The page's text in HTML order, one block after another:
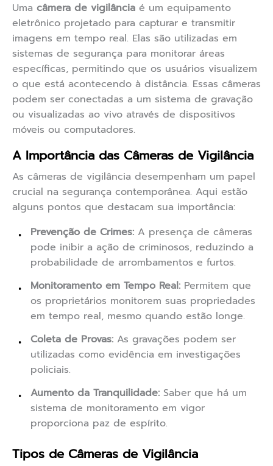
Uma câmera de vigilância é um equipamento
eletrônico projetado para capturar e transmitir
imagens em tempo real. Elas são utilizadas em
sistemas de segurança para monitorar áreas
específicas, permitindo que os usuários visualizem
o que está acontecendo à distância. Essas câmeras
podem ser conectadas a um sistema de gravação
ou visualizadas ao vivo através de dispositivos
móveis ou computadores.
A Importância das Câmeras de Vigilância
As câmeras de vigilância desempenham um papel
crucial na segurança contemporânea. Aqui estão
alguns pontos que destacam sua importância:
Prevenção de Crimes: A presença de câmeras
pode inibir a ação de criminosos, reduzindo a
probabilidade de arrombamentos e furtos.
Monitoramento em Tempo Real: Permitem que
os proprietários monitorem suas propriedades
em tempo real, mesmo quando estão longe.
Coleta de Provas: As gravações podem ser
utilizadas como evidência em investigações
policiais.
Aumento da Tranquilidade: Saber que há um
sistema de monitoramento em vigor
proporciona paz de espírito.
Tipos de Câmeras de Vigilância